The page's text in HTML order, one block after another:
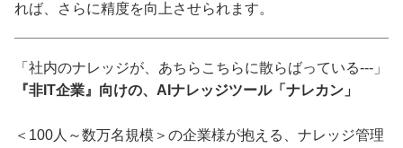
れば、さらに精度を向上させられます。
「社内のナレッジが、あちらこちらに散らばっている---」
『非IT企業』向けの、AIナレッジツール「ナレカン」
＜100人～数万名規模＞の企業様が抱える、ナレッジ管理